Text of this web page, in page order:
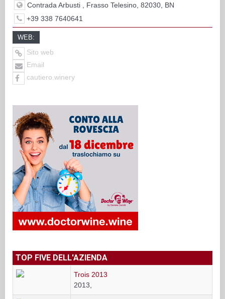
Contrada Arbusti , Frasso Telesino, 82030, BN
+39 338 7640641
WEB:
Sito web
Email
cautiero.winery
TOP FIVE DELL'AZIENDA
Trois 2013
2013,